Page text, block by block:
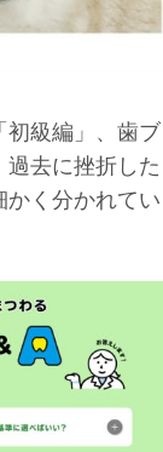
初級編」、歯ブ
去に挫折した
かく分かれてい